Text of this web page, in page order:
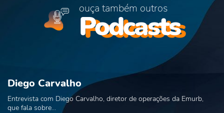
ouça também outros
Podcasts
Diego Carvalho
Entrevista com Diego Carvalho, diretor de operações da Emurb,
que fala sobre...